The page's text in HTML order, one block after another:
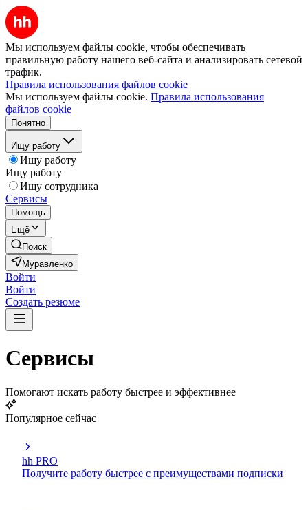
Мы используем файлы cookie, чтобы обеспечивать
правильную работу нашего веб-сайта и анализировать сетевой
трафик.
Правила использования файлов cookie
Мы используем файлы cookie. Правила использования
файлов cookie
Понятно
Ищу работу
Ищу работу
Ищу работу
Ищу сотрудника
Сервисы
Помощь
Ещё
Поиск
Муравленко
Войти
Войти
Создать резюме
Сервисы
Помогают искать работу быстрее и эффективнее
Популярное сейчас
hh PRO
Получите работу быстрее с преимуществами подписки